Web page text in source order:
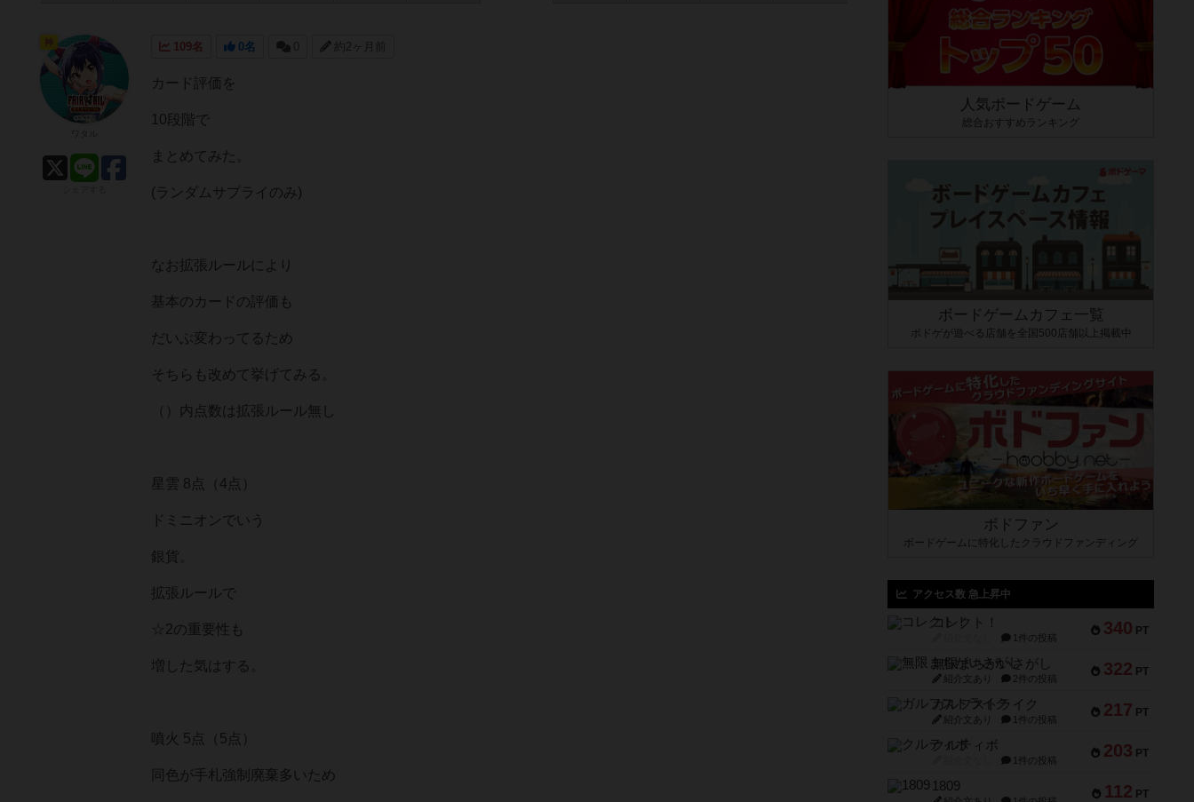
109名 0名 0 約2ヶ月前
カード評価を
10段階で
まとめてみた。
(ランダムサプライのみ)
なお拡張ルールにより
基本のカードの評価も
だいぶ変わってるため
そちらも改めて挙げてみる。
（）内点数は拡張ルール無し
星雲 8点（4点）
ドミニオンでいう
銀貨。
拡張ルールで
☆2の重要性も
増した気はする。
噴火 5点（5点）
同色が手札強制廃棄多いため
人気ボードゲーム
総合おすすめランキング
ボードゲームカフェ一覧
ボドゲが遊べる店舗を全国500店舗以上掲載中
ボドファン
ボードゲームに特化したクラウドファンディング
アクセス数 急上昇中
340 PT
コレクト！
1件の投稿
322 PT
無限まちがいさがし
紹介文あり 2件の投稿
217 PT
ガルフストライク
紹介文あり 1件の投稿
203 PT
クルティボ
1件の投稿
112 PT
1809